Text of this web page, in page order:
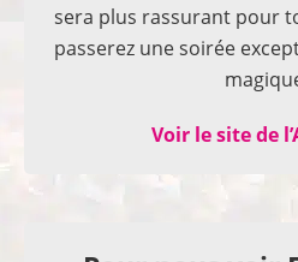
sera plus rassurant pour
passerez une soirée
Voir le site de